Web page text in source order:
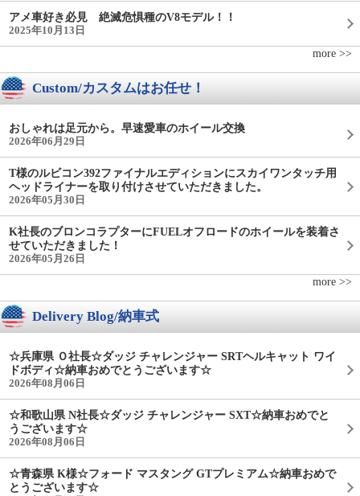
アメ車好き必見 絶滅危惧種のV8モデル！！
2025年10月13日
more >>
Custom/カスタムはお任せ！
おしゃれは足元から。早速愛車のホイール交換
2026年06月29日
T様のルビコン392ファイナルエディションにスカイワンタッチ用
ヘッドライナーを取り付けさせていただきました。
2026年05月30日
K社長のブロンコラプターにFUELオフロードのホイールを装着さ
せていただきました！
2026年05月26日
more >>
Delivery Blog/納車式
☆兵庫県 Ｏ社長☆ダッジ チャレンジャー SRTヘルキャット ワイ
ドボディ☆納車おめでとうございます☆
2026年08月06日
☆和歌山県 N社長☆ダッジ チャレンジャー SXT☆納車おめでと
うございます☆
2026年08月06日
☆青森県 K様☆フォード マスタング GTプレミアム☆納車おめで
とうございます☆